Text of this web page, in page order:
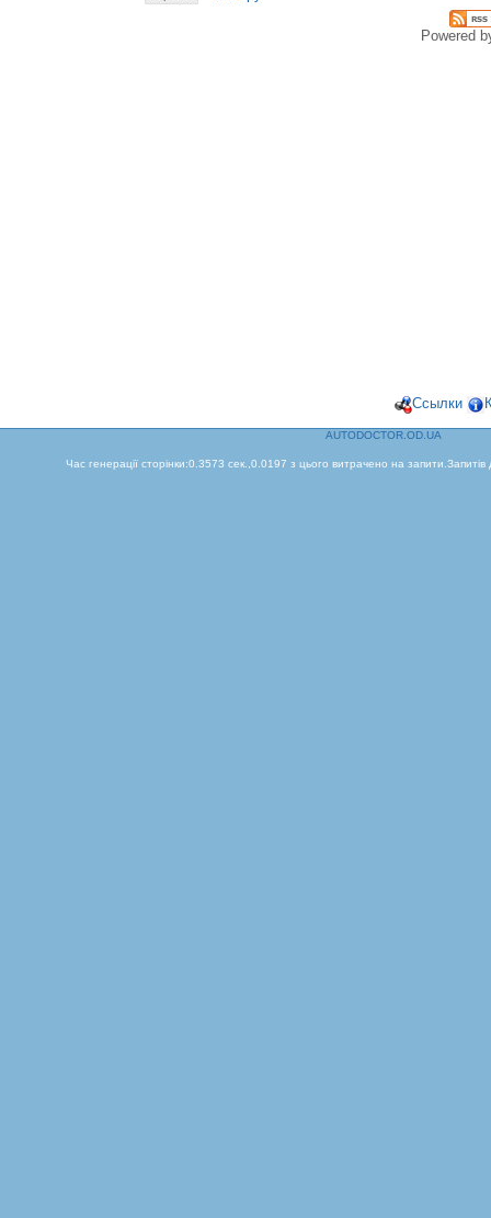
Powered
Ссылки
AUTODOCTOR.OD.UA
Час генерації сторінки:0.3573 сек.,0.0197 з цього витрачено на